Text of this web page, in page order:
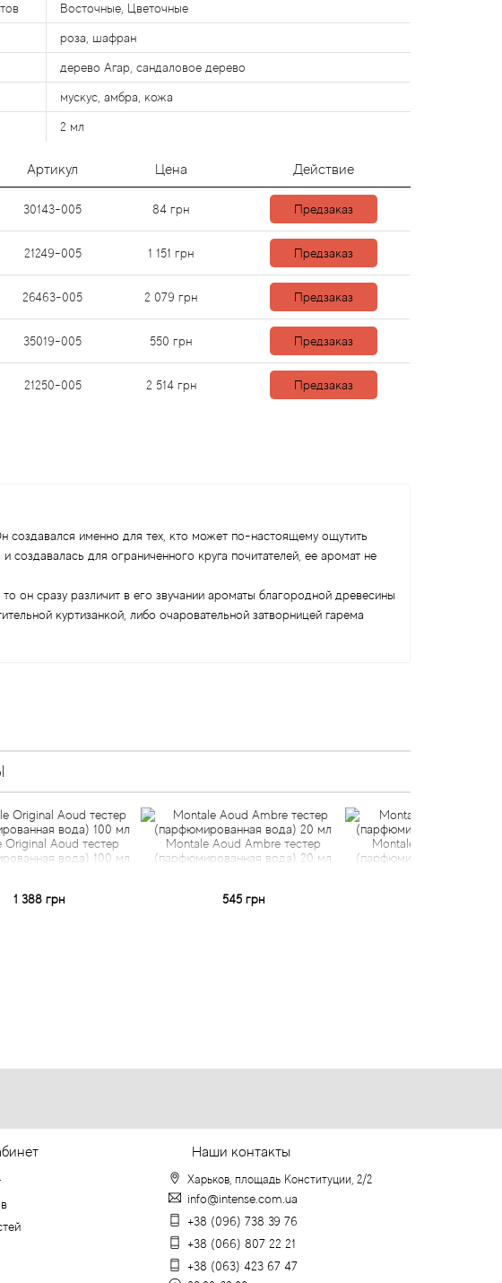
Восточные, Цветочные
роза, шафран
дерево Агар, сандаловое дерево
мускус, амбра, кожа
2 мл
Артикул Цена Действие
30143-005 84 грн Предзаказ
21249-005 1 151 грн Предзаказ
26463-005 2 079 грн Предзаказ
35019-005 550 грн Предзаказ
21250-005 2 514 грн Предзаказ
именно для тех, кто может по-настоящему ощутить
для ограниченного круга почитателей, ее аромат не
он сразу различит в его звучании ароматы благородной древесины
куртизанкой, либо очаровательной затворницей гарема
мл
Montale Aoud Ambre тестер
(парфюмированная вода) 20 мл
Montale Aoud Sense тестер
(парфюмированная вода) 100 мл
Наши контакты
Харьков, площадь Конституции, 2/2
info@intense.com.ua
+38 (096) 738 39 76
+38 (066) 807 22 21
+38 (063) 423 67 47